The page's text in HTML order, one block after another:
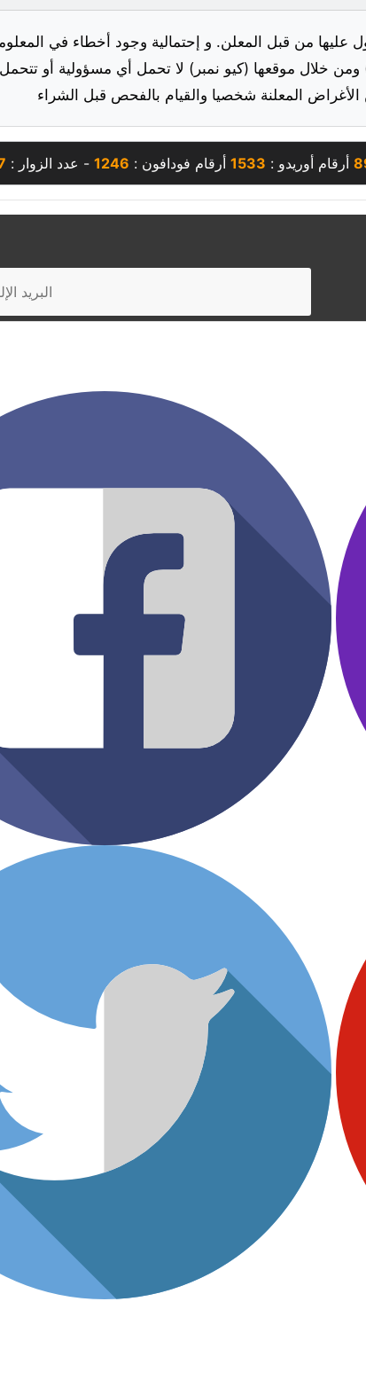
عليها من قبل المعلن. و إحتمالية وجود أخطاء في
ومن خلال موقعها (كيو نمبر) لا تحمل أي مسؤولية أو
أرقام أوريدو : 1533 أرقام فودافون : 1246 - عدد الزوار :